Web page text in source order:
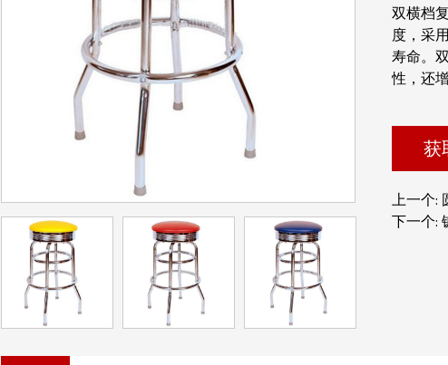
双横档
度，采
寿命。
性，还
间的理
获
上一个:
下一个: